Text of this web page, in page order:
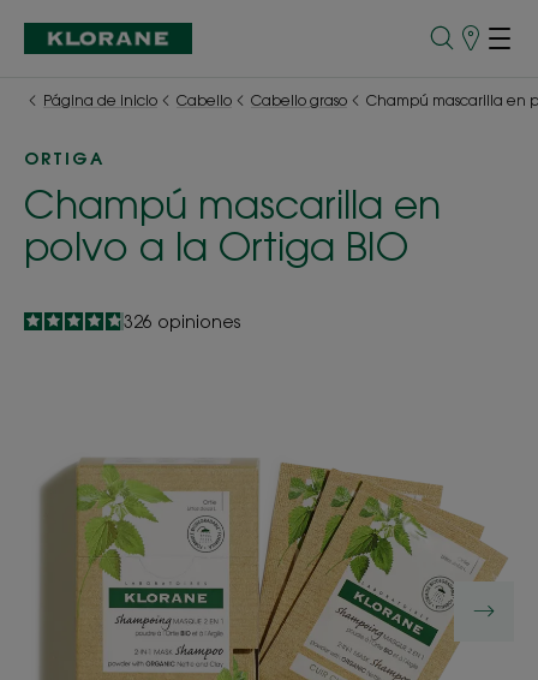
Puntos
Página de inicio
Cabello Cabello graso Champú mascarilla en
ORTIGA
Champú mascarilla en
polvo a la Ortiga BIO
4.8
/
5
326 opiniones